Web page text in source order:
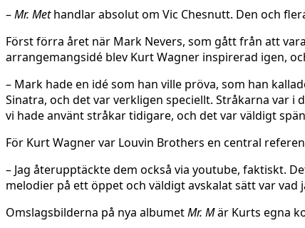
–Mr. Methandlar absolut om Vic Chesnutt. Den och
Först förra året när Mark Nevers, som gått från att
arrangemangsidé blev Kurt Wagner inspirerad igen,
– Mark hade en idé som han ville pröva, som han
Sinatra, och det var verkligen speciellt. Stråkarna var
vi hade använt stråkar tidigare, och det var väldigt
För Kurt Wagner var Louvin Brothers en central
– Jag återupptäckte dem också via youtube, faktiskt.
melodier på ett öppet och väldigt avskalat sätt var vad
Omslagsbilderna på nya albumetMr. Mär Kurts egna